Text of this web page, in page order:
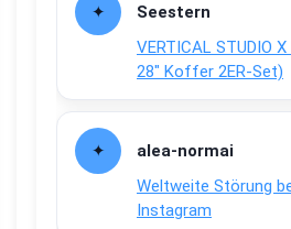
Seestern
VERTICAL STUDIO
28″ Koffer 2ER-Set)
alea-normai
Weltweite Störung
Instagram